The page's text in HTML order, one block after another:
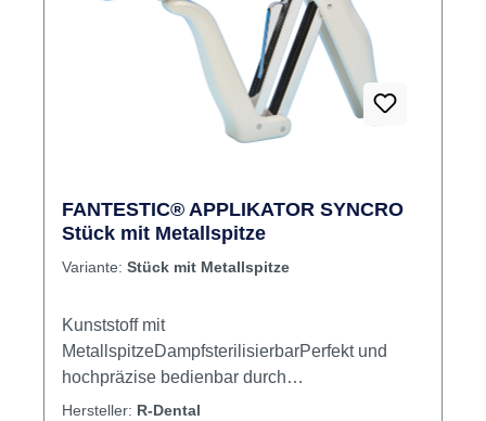
FANTESTIC® APPLIKATOR SYNCRO
Stück mit Metallspitze
Variante: Stück mit Metallspitze
Kunststoff mit
MetallspitzeDampfsterilisierbarPerfekt und
hochpräzise bedienbar durch
Synchrongetriebe mit StopperPassend für
Hersteller: R-Dental